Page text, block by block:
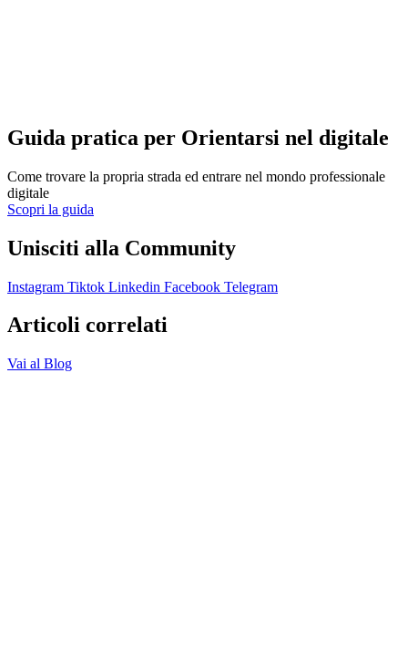
Guida pratica per Orientarsi nel digitale
Come trovare la propria strada ed entrare nel mondo professionale
digitale
Scopri la guida
Unisciti alla Community
Instagram Tiktok Linkedin Facebook Telegram
Articoli correlati
Vai al Blog